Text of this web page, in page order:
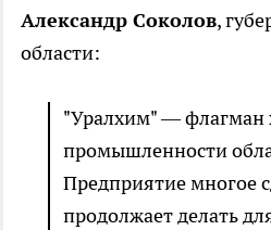
Александр Соколов,
области:
"Уралхим" — флагман
промышленности
Предприятие многое
продолжает делать